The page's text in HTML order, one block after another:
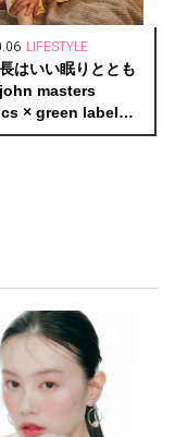
LIFESTYLE
はいい眠りととも
masters
× green label
」の第2弾コラボレ